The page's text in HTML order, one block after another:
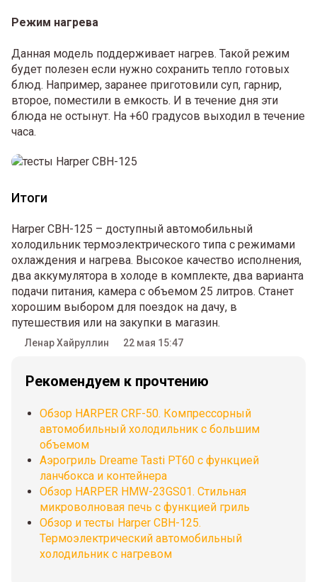
Режим нагрева
Данная модель поддерживает нагрев. Такой режим
будет полезен если нужно сохранить тепло готовых
блюд. Например, заранее приготовили суп, гарнир,
второе, поместили в емкость. И в течение дня эти
блюда не остынут. На +60 градусов выходил в течение
часа.
Итоги
Harper CBH-125 – доступный автомобильный
холодильник термоэлектрического типа с режимами
охлаждения и нагрева. Высокое качество исполнения,
два аккумулятора в холоде в комплекте, два варианта
подачи питания, камера с объемом 25 литров. Станет
хорошим выбором для поездок на дачу, в
путешествия или на закупки в магазин.
Ленар Хайруллин 22 мая 15:47
Рекомендуем к прочтению
Обзор HARPER CRF-50. Компрессорный
автомобильный холодильник с большим
объемом
Аэрогриль Dreame Tasti PT60 с функцией
ланчбокса и контейнера
Обзор HARPER HMW-23GS01. Стильная
микроволновая печь с функцией гриль
Обзор и тесты Harper CBH-125.
Термоэлектрический автомобильный
холодильник с нагревом